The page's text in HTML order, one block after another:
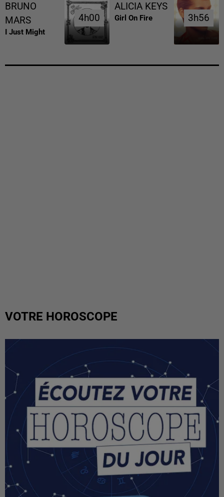
BRUNO
MARS
I Just Might
4h00
4h00
ALICIA KEYS
Girl On Fire 3h56
3h56
VOTRE HOROSCOPE